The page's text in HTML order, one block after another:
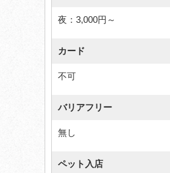
夜：3,000円～
カード
不可
バリアフリー
無し
ペット入店